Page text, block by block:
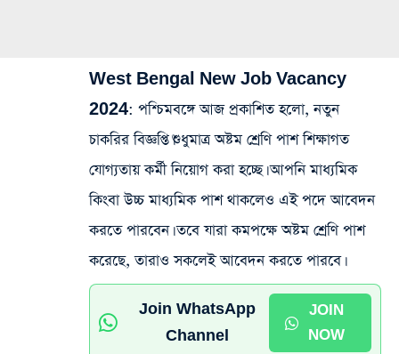
West Bengal New Job Vacancy
2024: পশ্চিমবঙ্গে আজ প্রকাশিত হলো, নতুন
চাকরির বিজ্ঞপ্তি।শুধুমাত্র অষ্টম শ্রেণি পাশ শিক্ষাগত
যোগ্যতায় কর্মী নিয়োগ করা হচ্ছে। আপনি মাধ্যমিক
কিংবা উচ্চ মাধ্যমিক পাশ থাকলেও এই পদে আবেদন
করতে পারবেন। তবে যারা কমপক্ষে অষ্টম শ্রেণি পাশ
করেছে, তারাও সকলেই আবেদন করতে পারবে।
Join WhatsApp
Channel
JOIN
NOW